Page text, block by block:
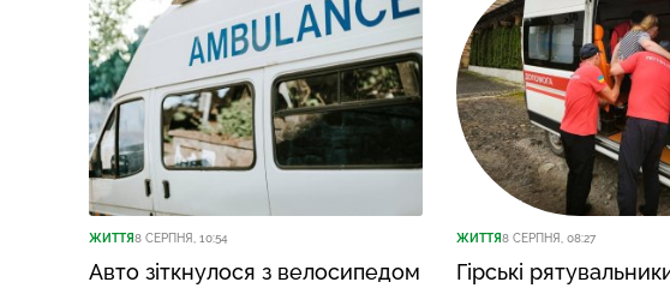
ЖИТТЯ8 СЕРПНЯ, 10:54
Авто зіткнулося з велосипедом
ЖИТТЯ8 СЕРПНЯ, 08:27
Гірські